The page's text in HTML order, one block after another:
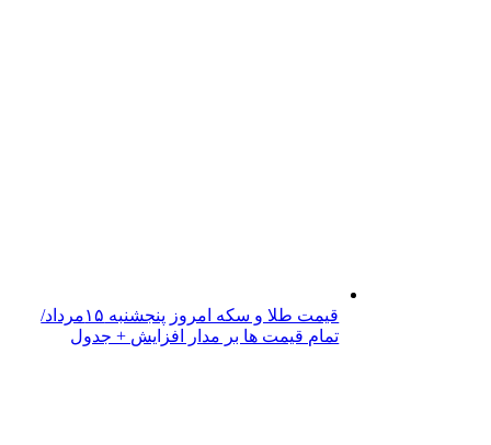
قیمت طلا و سکه امروز پنجشنبه ۱۵مرداد/
تمام قیمت ها بر مدار افزایش + جدول